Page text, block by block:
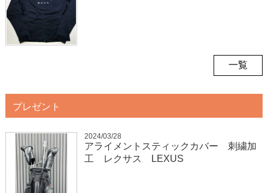
一覧
プレゼント
2024/03/28
アライメントスティックカバー 刺繍加
工 レクサス LEXUS